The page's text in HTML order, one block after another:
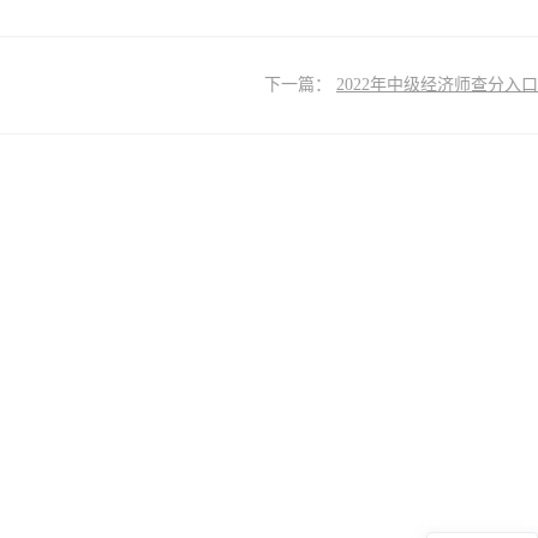
下一篇： 2022年中级经济师查分入口